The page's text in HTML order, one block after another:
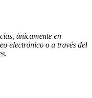
únicamente en
electrónico o a través del